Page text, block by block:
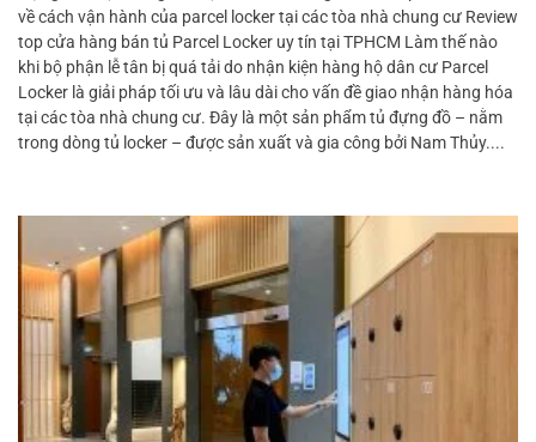
về cách vận hành của parcel locker tại các tòa nhà chung cư Review
top cửa hàng bán tủ Parcel Locker uy tín tại TPHCM Làm thế nào
khi bộ phận lễ tân bị quá tải do nhận kiện hàng hộ dân cư Parcel
Locker là giải pháp tối ưu và lâu dài cho vấn đề giao nhận hàng hóa
tại các tòa nhà chung cư. Đây là một sản phẩm tủ đựng đồ – nằm
trong dòng tủ locker – được sản xuất và gia công bởi Nam Thủy....